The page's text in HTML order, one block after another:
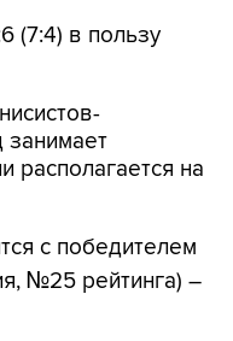
(7:4) в пользу
занимает
располагается на
с победителем
№25 рейтинга) –